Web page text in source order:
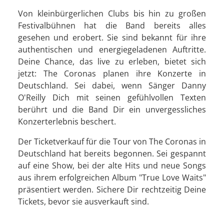
Von kleinbürgerlichen Clubs bis hin zu großen
Festivalbühnen hat die Band bereits alles
gesehen und erobert. Sie sind bekannt für ihre
authentischen und energiegeladenen Auftritte.
Deine Chance, das live zu erleben, bietet sich
jetzt: The Coronas planen ihre Konzerte in
Deutschland. Sei dabei, wenn Sänger Danny
O'Reilly Dich mit seinen gefühlvollen Texten
berührt und die Band Dir ein unvergessliches
Konzerterlebnis beschert.
Der Ticketverkauf für die Tour von The Coronas in
Deutschland hat bereits begonnen. Sei gespannt
auf eine Show, bei der alte Hits und neue Songs
aus ihrem erfolgreichen Album "True Love Waits"
präsentiert werden. Sichere Dir rechtzeitig Deine
Tickets, bevor sie ausverkauft sind.